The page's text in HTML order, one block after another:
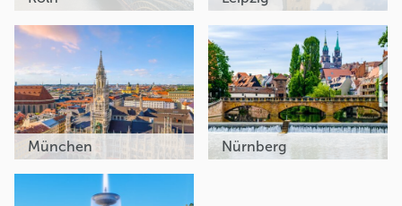
München Nürnberg